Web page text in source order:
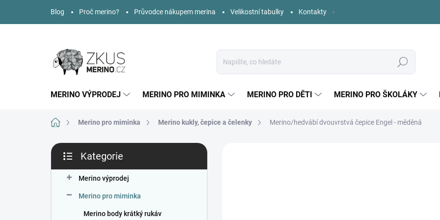
obsah
Blog Proč merino? Průvodce nákupem merina Velikostní tabulky Kontakty
Hledat
MERINO VÝPRODEJ MERINO PRO MIMINKA MERINO PRO DĚTI MERINO PRO ŠKOLÁKY
Domů Merino pro miminka Merino kukly, čepice a čelenky Merino/hedvábí dvouvrstvá čepice Engel - měděná
P
s
kategorie
Kategorie
Merino výprodej
Merino pro miminka
Merino body krátký rukáv